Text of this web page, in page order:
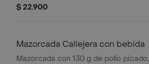
picada, salsa blanca, salsa de tomate
$ 22.900
Mazorcada Callejera con bebida
Mazorcada con 130 g de pollo picado,